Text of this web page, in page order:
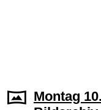
Montag